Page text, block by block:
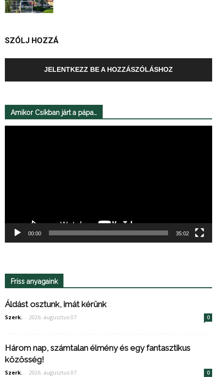
SZÓLJ HOZZÁ
JELENTKEZZ BE A HOZZÁSZÓLÁSHOZ
Amikor Csíkban járt a pápa…
00:00 35:02
Friss anyagaink
Áldást osztunk, imát kérünk
Szerk. - 2026. augusztus 07. 0
Három nap, számtalan élmény és egy fantasztikus
közösség!
Szerk. - 2026. augusztus 07. 0